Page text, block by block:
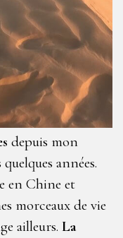
depuis mon
années.
en Chine et
morceaux de vie
ailleurs. La